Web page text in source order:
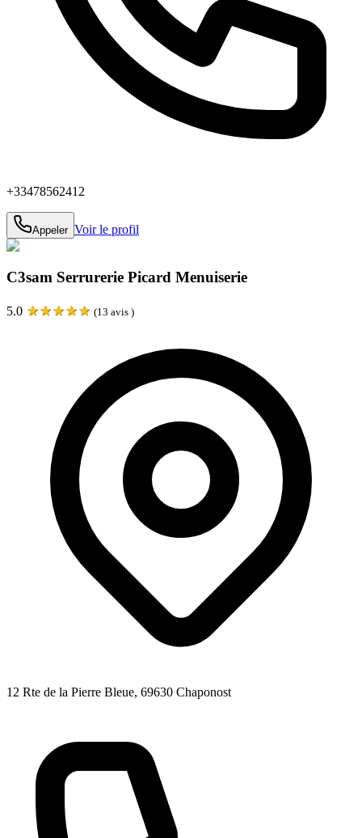
+33478562412
Appeler Voir le profil
C3sam Serrurerie Picard Menuiserie
5.0 ★★★★★ (13 avis )
12 Rte de la Pierre Bleue, 69630 Chaponost